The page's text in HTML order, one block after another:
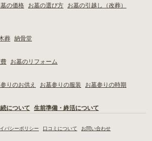
の価格 お墓の選び方
お墓の引越し（改葬）
葬 納骨堂
お墓のリフォーム
りのお供え お墓参りの服装
お墓参りの時期
について 生前準備・終活について
バシーポリシー 口コミについて お問い合わせ